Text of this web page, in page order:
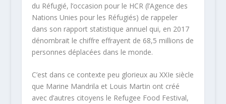
du Réfugié, l’occasion pour le HCR (l’Agence des
Nations Unies pour les Réfugiés) de rappeler
dans son rapport statistique annuel qui, en 2017
dénombrait le chiffre effrayent de 68,5 millions de
personnes déplacées dans le monde.
C’est dans ce contexte peu glorieux au XXIe siècle
que Marine Mandrila et Louis Martin ont créé
avec d’autres citoyens le Refugee Food Festival,